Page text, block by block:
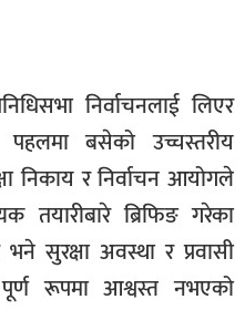
निर्वाचनलाई लिएर
पहलमा बसेको उच्चस्तरीय
निकाय र निर्वाचन आयोगले
ब्रिफिङ गरेका
सुरक्षा अवस्था र प्रवासी
पूर्ण रूपमा आश्वस्त नभएको